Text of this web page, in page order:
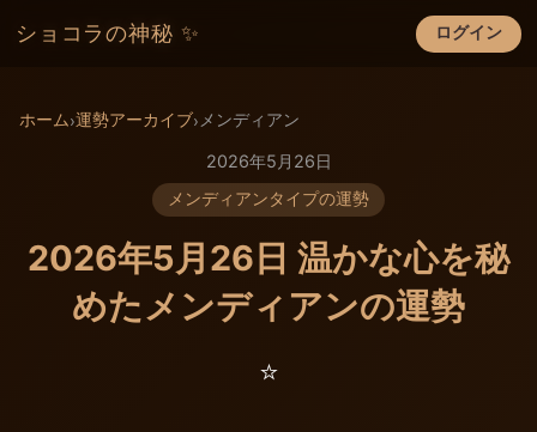
ショコラの神秘 ✨ ログイン
×
ホーム›運勢アーカイブ› メンディアン
2026年5月26日
メンディアンタイプの運勢
2026年5月26日 温かな心を秘
めたメンディアンの運勢
⭐️